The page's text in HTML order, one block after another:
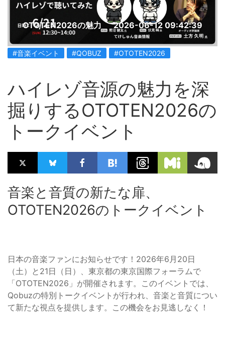
OTOTEN2026の魅力 2026-06-12 09:42:39
#音楽イベント #QOBUZ #OTOTEN2026
ハイレゾ音源の魅力を深
掘りするOTOTEN2026の
トークイベント
音楽と音質の新たな扉、
OTOTEN2026のトークイベント
日本の音楽ファンにお知らせです！2026年6月20日
（土）と21日（日）、東京都の東京国際フォーラムで
「OTOTEN2026」が開催されます。このイベントでは、
Qobuzの特別トークイベントが行われ、音楽と音質につい
て新たな視点を提供します。この機会をお見逃しなく！